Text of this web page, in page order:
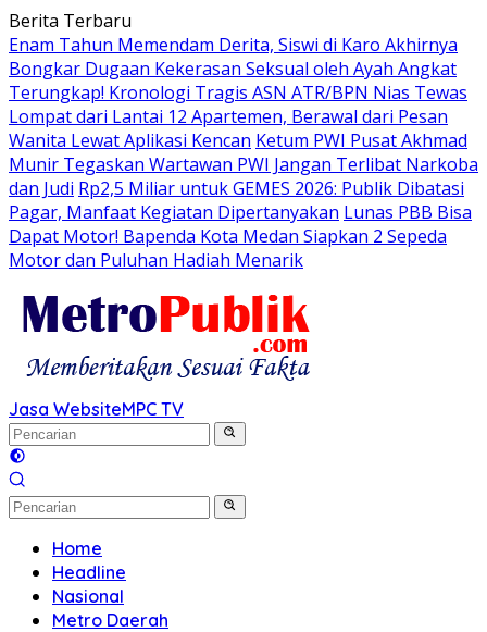
Langsung
ke
konten
Berita Terbaru
Enam Tahun Memendam Derita, Siswi di Karo Akhirnya
Bongkar Dugaan Kekerasan Seksual oleh Ayah Angkat
Terungkap! Kronologi Tragis ASN ATR/BPN Nias Tewas
Lompat dari Lantai 12 Apartemen, Berawal dari Pesan
Wanita Lewat Aplikasi Kencan Ketum PWI Pusat Akhmad
Munir Tegaskan Wartawan PWI Jangan Terlibat Narkoba
dan Judi Rp2,5 Miliar untuk GEMES 2026: Publik Dibatasi
Pagar, Manfaat Kegiatan Dipertanyakan Lunas PBB Bisa
Dapat Motor! Bapenda Kota Medan Siapkan 2 Sepeda
Motor dan Puluhan Hadiah Menarik
Jasa WebsiteMPC TV
Home
Headline
Nasional
Metro Daerah